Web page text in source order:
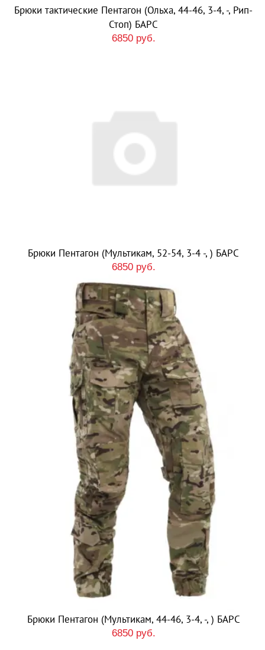
Брюки тактические Пентагон (Ольха, 44-46, 3-4, -, Рип-
Стоп) БАРС
6850 руб.
Брюки Пентагон (Мультикам, 52-54, 3-4 -, ) БАРС
6850 руб.
Брюки Пентагон (Мультикам, 44-46, 3-4, -, ) БАРС
6850 руб.